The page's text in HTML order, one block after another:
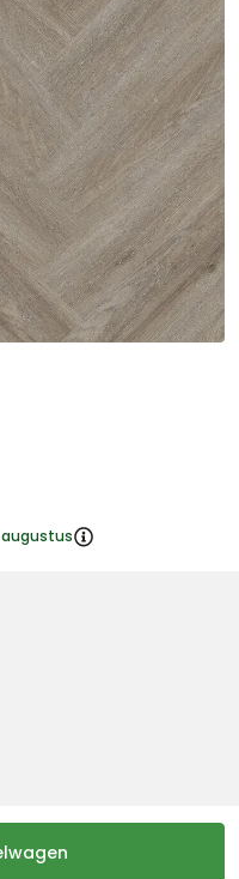
augustus